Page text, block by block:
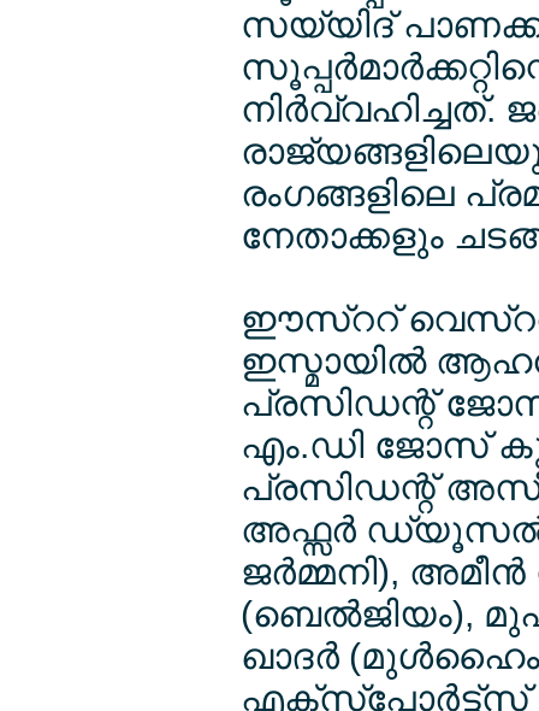
സയ്യിദ്
നിര്‍വ്വഹിച്ചത്.
രംഗങ്ങളിലെ
നേതാക്കളും
ഈസ്ററ് വെസ്ററ്
ഇസ്മായില്‍
പ്രസിഡന്റ്
എം.ഡി ജോസ്
പ്രസിഡന്റ്
അഫ്സര്‍
ജര്‍മ്മനി),
(ബെല്‍ജിയം),
ഖാദര്‍
എക്സ്പോര്‍ട്ട്സ്